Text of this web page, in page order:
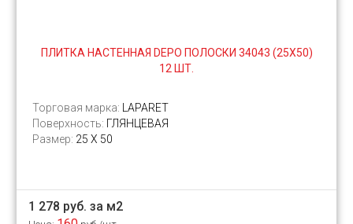
ПЛИТКА НАСТЕННАЯ DEPO ПОЛОСКИ 34043 (25Х50)
12 ШТ.
Торговая марка:
LAPARET
Поверхность: ГЛЯНЦЕВАЯ
Размер: 25 Х 50
1 278 руб. за м2